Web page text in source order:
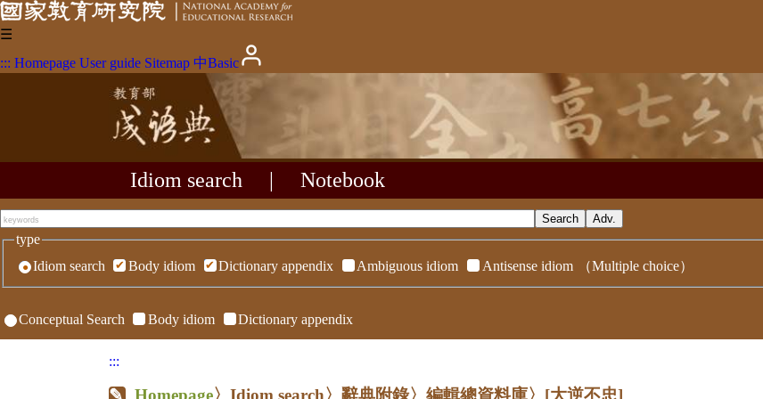
☰
::: Homepage User guide Sitemap 中Basic
Idiom search Notebook
type
Idiom search
Body idiom Dictionary appendix Ambiguous idiom Antisense idiom （Multiple choice）
Conceptual Search Body idiom Dictionary appendix
:::
Homepage〉Idiom search〉辭典附錄〉編輯總資料庫〉 [大逆不忠]